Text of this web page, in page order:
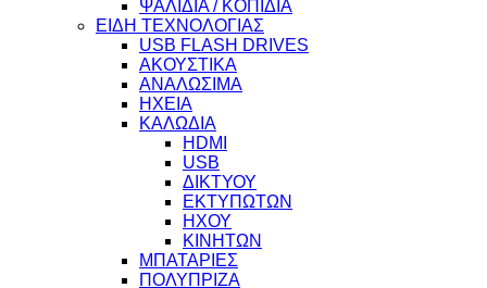
ΨΑΛΙΔΙΑ / ΚΟΠΙΔΙΑ
ΕΙΔΗ ΤΕΧΝΟΛΟΓΙΑΣ
USB FLASH DRIVES
ΑΚΟΥΣΤΙΚΑ
ΑΝΑΛΩΣΙΜΑ
ΗΧΕΙΑ
ΚΑΛΩΔΙΑ
HDMI
USB
ΔΙΚΤΥΟΥ
ΕΚΤΥΠΩΤΩΝ
ΗΧΟΥ
ΚΙΝΗΤΩΝ
ΜΠΑΤΑΡΙΕΣ
ΠΟΛΥΠΡΙΖΑ